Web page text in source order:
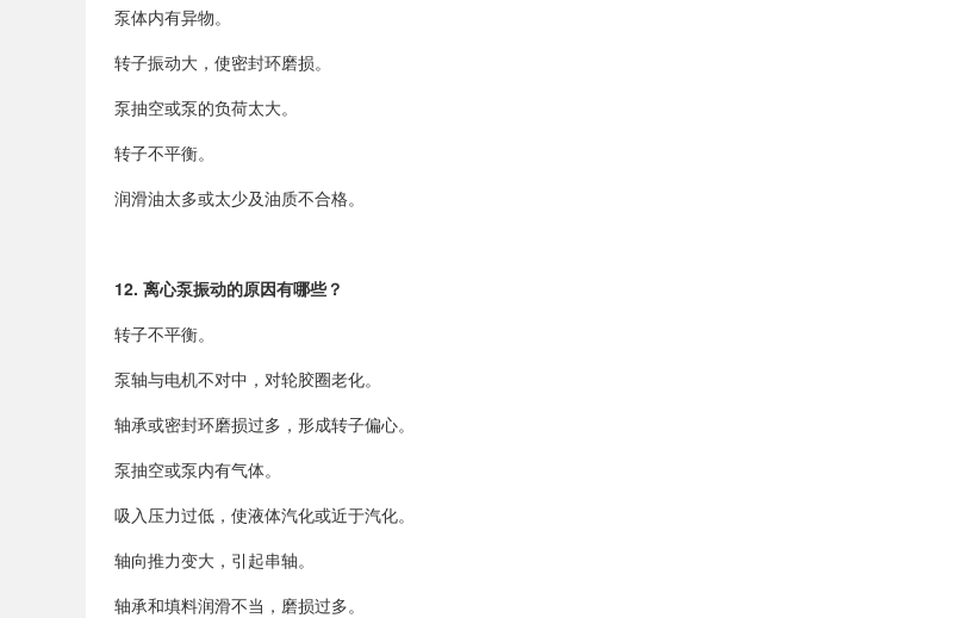
泵体内有异物。
转子振动大，使密封环磨损。
泵抽空或泵的负荷太大。
转子不平衡。
润滑油太多或太少及油质不合格。
12. 离心泵振动的原因有哪些？
转子不平衡。
泵轴与电机不对中，对轮胶圈老化。
轴承或密封环磨损过多，形成转子偏心。
泵抽空或泵内有气体。
吸入压力过低，使液体汽化或近于汽化。
轴向推力变大，引起串轴。
轴承和填料润滑不当，磨损过多。